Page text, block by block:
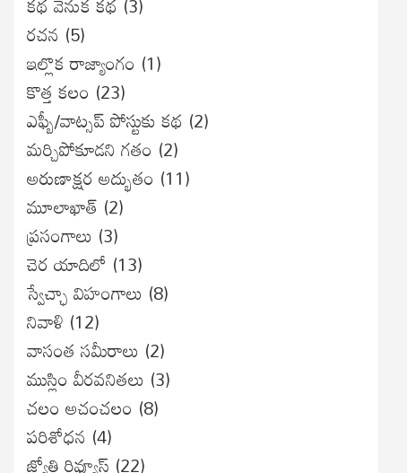
రచన (5)
ఇల్లొక రాజ్యాంగం (1)
కొత్త కలం (23)
ఎఫ్బీ/వాట్సప్ పోస్టుకు కథ (2)
మర్చిపోకూడని గతం (2)
అరుణాక్షర అద్భుతం (11)
మూలాఖాత్ (2)
ప్రసంగాలు (3)
చెర యాదిలో (13)
స్వేచ్ఛా విహంగాలు (8)
నివాళి (12)
వాసంత సమీరాలు (2)
ముస్లిం వీరవనితలు (3)
చలం అచంచలం (8)
ప‌రిశోధ‌న‌ (4)
జ్యోతి రివ్యూస్ (22)